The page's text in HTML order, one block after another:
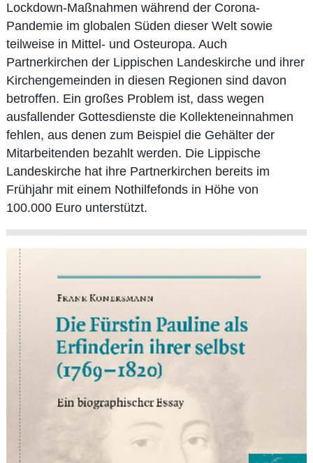
Lockdown-Maßnahmen während der Corona-
Pandemie im globalen Süden dieser Welt sowie
teilweise in Mittel- und Osteuropa. Auch
Partnerkirchen der Lippischen Landeskirche und ihrer
Kirchengemeinden in diesen Regionen sind davon
betroffen. Ein großes Problem ist, dass wegen
ausfallender Gottesdienste die Kollekteneinnahmen
fehlen, aus denen zum Beispiel die Gehälter der
Mitarbeitenden bezahlt werden. Die Lippische
Landeskirche hat ihre Partnerkirchen bereits im
Frühjahr mit einem Nothilfefonds in Höhe von
100.000 Euro unterstützt.